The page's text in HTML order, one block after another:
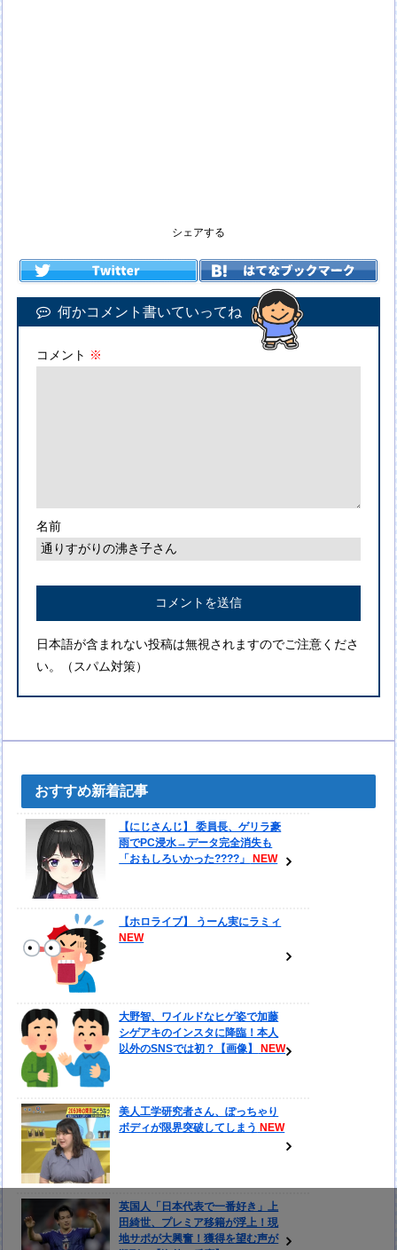
シェアする
何かコメント書いていってね
コメント ※
名前
日本語が含まれない投稿は無視されますのでご注意くださ
い。（スパム対策）
おすすめ新着記事
【にじさんじ】 委員長、ゲリラ豪
雨でPC浸水→データ完全消失も
「おもしろいかった????」
【ホロライブ】 うーん実にラミィ
大野智、ワイルドなヒゲ姿で加藤
シゲアキのインスタに降臨！本人
以外のSNSでは初？【画像】
美人工学研究者さん、ぽっちゃり
ボディが限界突破してしまう
英国人「日本代表で一番好き」上
田綺世、プレミア移籍が浮上！現
地サポが大興奮！獲得を望む声が